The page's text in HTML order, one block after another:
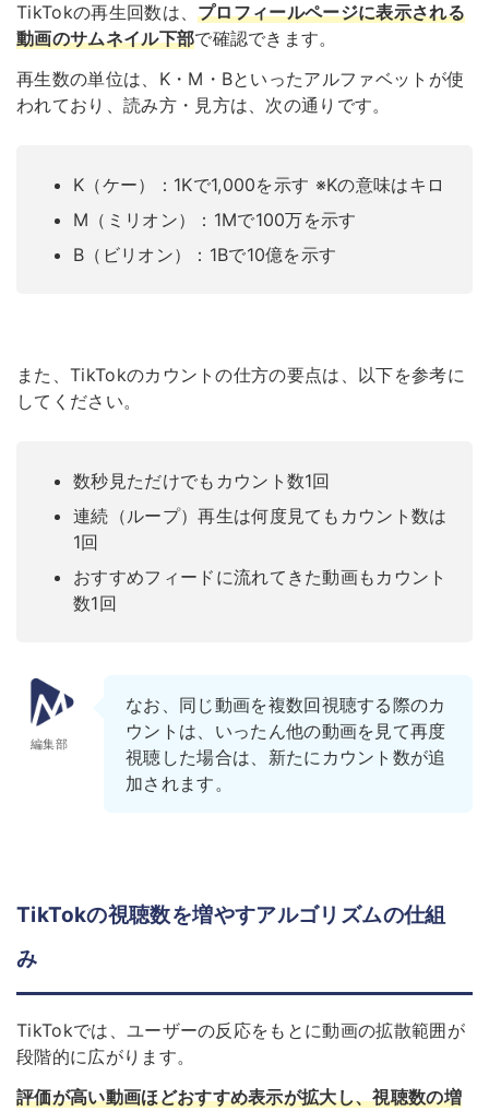
TikTokの再生回数は、プロフィールページに表示される
動画のサムネイル下部で確認できます。
再生数の単位は、K・M・Bといったアルファベットが使
われており、読み方・見方は、次の通りです。
K（ケー）：1Kで1,000を示す ※Kの意味はキロ
M（ミリオン）：1Mで100万を示す
B（ビリオン）：1Bで10億を示す
また、TikTokのカウントの仕方の要点は、以下を参考に
してください。
数秒見ただけでもカウント数1回
連続（ループ）再生は何度見てもカウント数は
1回
おすすめフィードに流れてきた動画もカウント
数1回
編集部
なお、同じ動画を複数回視聴する際のカ
ウントは、いったん他の動画を見て再度
視聴した場合は、新たにカウント数が追
加されます。
TikTokの視聴数を増やすアルゴリズムの仕組
み
TikTokでは、ユーザーの反応をもとに動画の拡散範囲が
段階的に広がります。
評価が高い動画ほどおすすめ表示が拡大し、視聴数の増